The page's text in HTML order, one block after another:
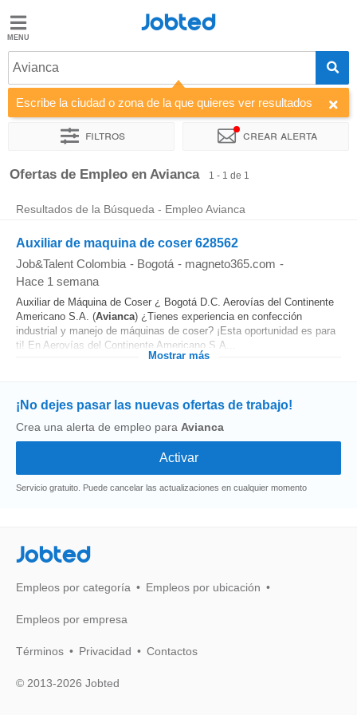
Jobted
Ofertas
de
empleo
Salarios
Jobted
Avianca
Escribe la ciudad o zona de la que quieres ver resultados
Filtros Crear alerta
Ordenar por
Ofertas de Empleo en Avianca 1 - 1 de 1
Resultados de la Búsqueda - Empleo Avianca
Auxiliar de maquina de coser 628562
Job&Talent Colombia - Bogotá - magneto365.com -
Hace 1 semana
Auxiliar de Máquina de Coser ¿ Bogotá D.C. Aerovías del Continente
Americano S.A. (Avianca) ¿Tienes experiencia en confección
industrial y manejo de máquinas de coser? ¡Esta oportunidad es para
ti! En Aerovías del Continente Americano S.A...
Mostrar más
¡No dejes pasar las nuevas ofertas de trabajo!
Crea una alerta de empleo para Avianca
Servicio gratuito. Puede cancelar las actualizaciones en cualquier momento
Jobted
Empleos por categoría Empleos por ubicación
Empleos por empresa
Términos Privacidad Contactos
© 2013-2026 Jobted